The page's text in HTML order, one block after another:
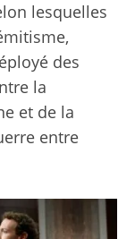
lesquelles
des
la
et de la
entre